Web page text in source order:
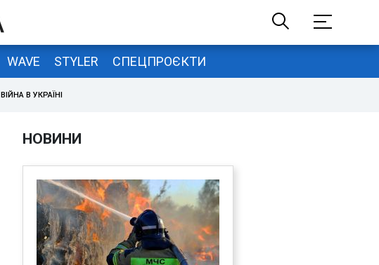
WAVE STYLER СПЕЦПРОЄКТИ
ВІЙНА В УКРАЇНІ
НОВИНИ